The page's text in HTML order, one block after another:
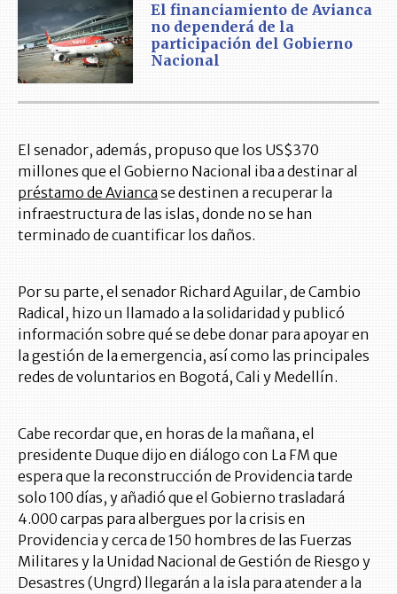
El financiamiento de Avianca
no dependerá de la
participación del Gobierno
Nacional
El senador, además, propuso que los US$370
millones que el Gobierno Nacional iba a destinar al
préstamo de Avianca se destinen a recuperar la
infraestructura de las islas, donde no se han
terminado de cuantificar los daños.
Por su parte, el senador Richard Aguilar, de Cambio
Radical, hizo un llamado a la solidaridad y publicó
información sobre qué se debe donar para apoyar en
la gestión de la emergencia, así como las principales
redes de voluntarios en Bogotá, Cali y Medellín.
Cabe recordar que, en horas de la mañana, el
presidente Duque dijo en diálogo con La FM que
espera que la reconstrucción de Providencia tarde
solo 100 días, y añadió que el Gobierno trasladará
4.000 carpas para albergues por la crisis en
Providencia y cerca de 150 hombres de las Fuerzas
Militares y la Unidad Nacional de Gestión de Riesgo y
Desastres (Ungrd) llegarán a la isla para atender a la